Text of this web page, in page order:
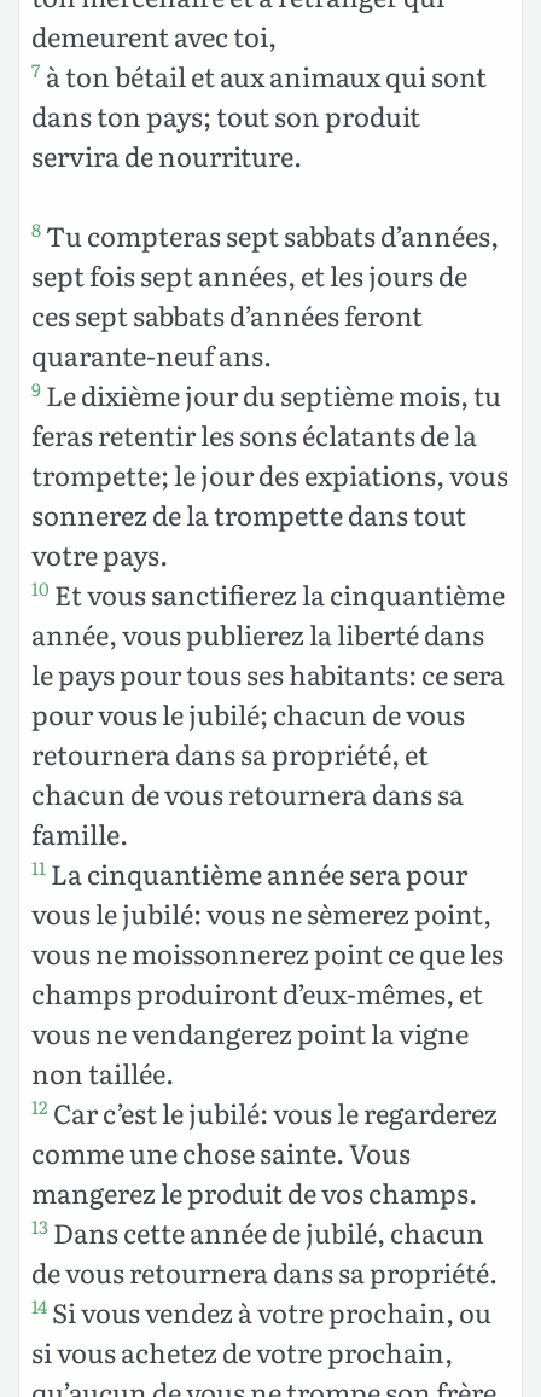
demeurent avec toi,
7 à ton bétail et aux animaux qui sont
dans ton pays; tout son produit
servira de nourriture.
8 Tu compteras sept sabbats d’années,
sept fois sept années, et les jours de
ces sept sabbats d’années feront
quarante-neuf ans.
9 Le dixième jour du septième mois, tu
feras retentir les sons éclatants de la
trompette; le jour des expiations, vous
sonnerez de la trompette dans tout
votre pays.
10 Et vous sanctifierez la cinquantième
année, vous publierez la liberté dans
le pays pour tous ses habitants: ce sera
pour vous le jubilé; chacun de vous
retournera dans sa propriété, et
chacun de vous retournera dans sa
famille.
11 La cinquantième année sera pour
vous le jubilé: vous ne sèmerez point,
vous ne moissonnerez point ce que les
champs produiront d’eux-mêmes, et
vous ne vendangerez point la vigne
non taillée.
12 Car c’est le jubilé: vous le regarderez
comme une chose sainte. Vous
mangerez le produit de vos champs.
13 Dans cette année de jubilé, chacun
de vous retournera dans sa propriété.
14 Si vous vendez à votre prochain, ou
si vous achetez de votre prochain,